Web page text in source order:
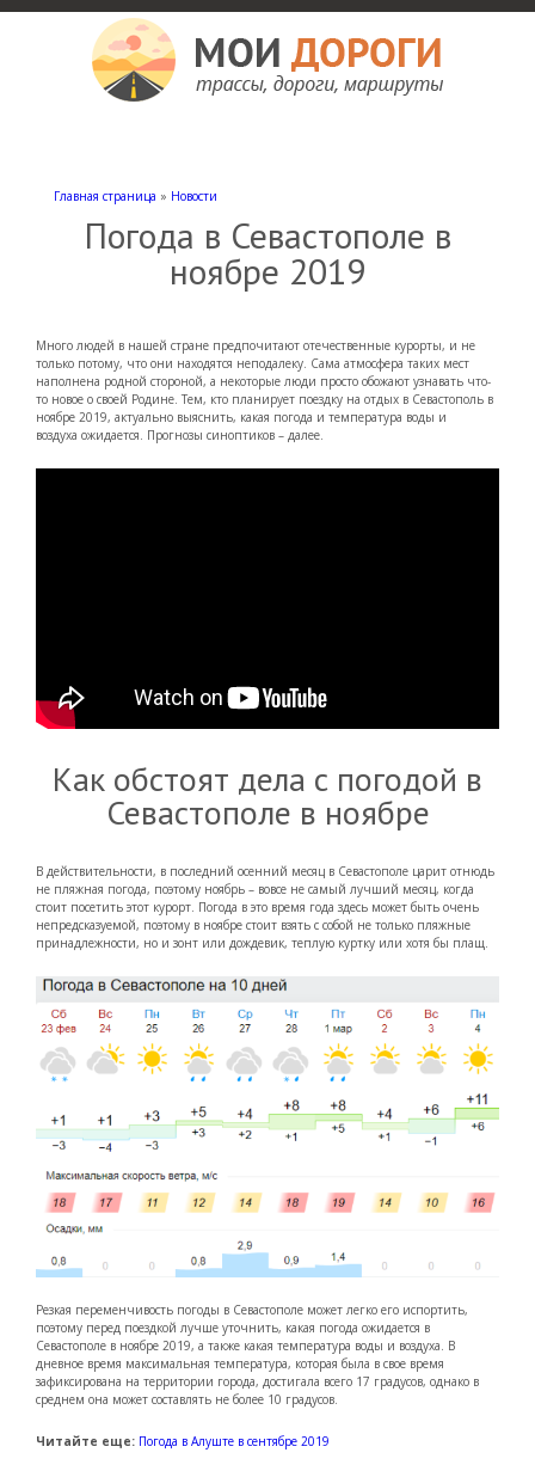
Главная страница » Новости
Погода в Севастополе в
ноябре 2019
Много людей в нашей стране предпочитают отечественные курорты, и не
только потому, что они находятся неподалеку. Сама атмосфера таких мест
наполнена родной стороной, а некоторые люди просто обожают узнавать что-
то новое о своей Родине. Тем, кто планирует поездку на отдых в Севастополь в
ноябре 2019, актуально выяснить, какая погода и температура воды и
воздуха ожидается. Прогнозы синоптиков – далее.
Как обстоят дела с погодой в
Севастополе в ноябре
В действительности, в последний осенний месяц в Севастополе царит отнюдь
не пляжная погода, поэтому ноябрь – вовсе не самый лучший месяц, когда
стоит посетить этот курорт. Погода в это время года здесь может быть очень
непредсказуемой, поэтому в ноябре стоит взять с собой не только пляжные
принадлежности, но и зонт или дождевик, теплую куртку или хотя бы плащ.
Резкая переменчивость погоды в Севастополе может легко его испортить,
поэтому перед поездкой лучше уточнить, какая погода ожидается в
Севастополе в ноябре 2019, а также какая температура воды и воздуха. В
дневное время максимальная температура, которая была в свое время
зафиксирована на территории города, достигала всего 17 градусов, однако в
среднем она может составлять не более 10 градусов.
Читайте еще: Погода в Алуште в сентябре 2019